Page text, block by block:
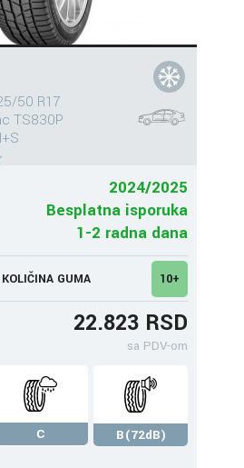
50 R17
TS830P
2024/2025
Besplatna isporuka
1-2 radna dana
GUMA 10+
22.823 RSD
sa PDV-om
C
B(72dB)